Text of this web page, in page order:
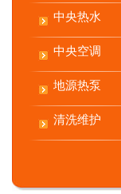
中央热水
中央空调
地源热泵
清洗维护